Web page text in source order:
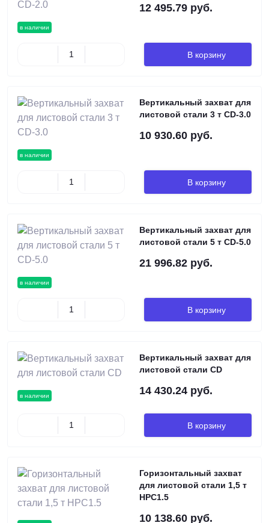
в наличии
12 495.79 руб.
В корзину
в наличии
Вертикальный захват для
листовой стали 3 т CD-3.0
10 930.60 руб.
В корзину
в наличии
Вертикальный захват для
листовой стали 5 т CD-5.0
21 996.82 руб.
В корзину
в наличии
Вертикальный захват для
листовой стали CD
14 430.24 руб.
В корзину
Горизонтальный захват
для листовой стали 1,5 т
HPC1.5
10 138.60 руб.